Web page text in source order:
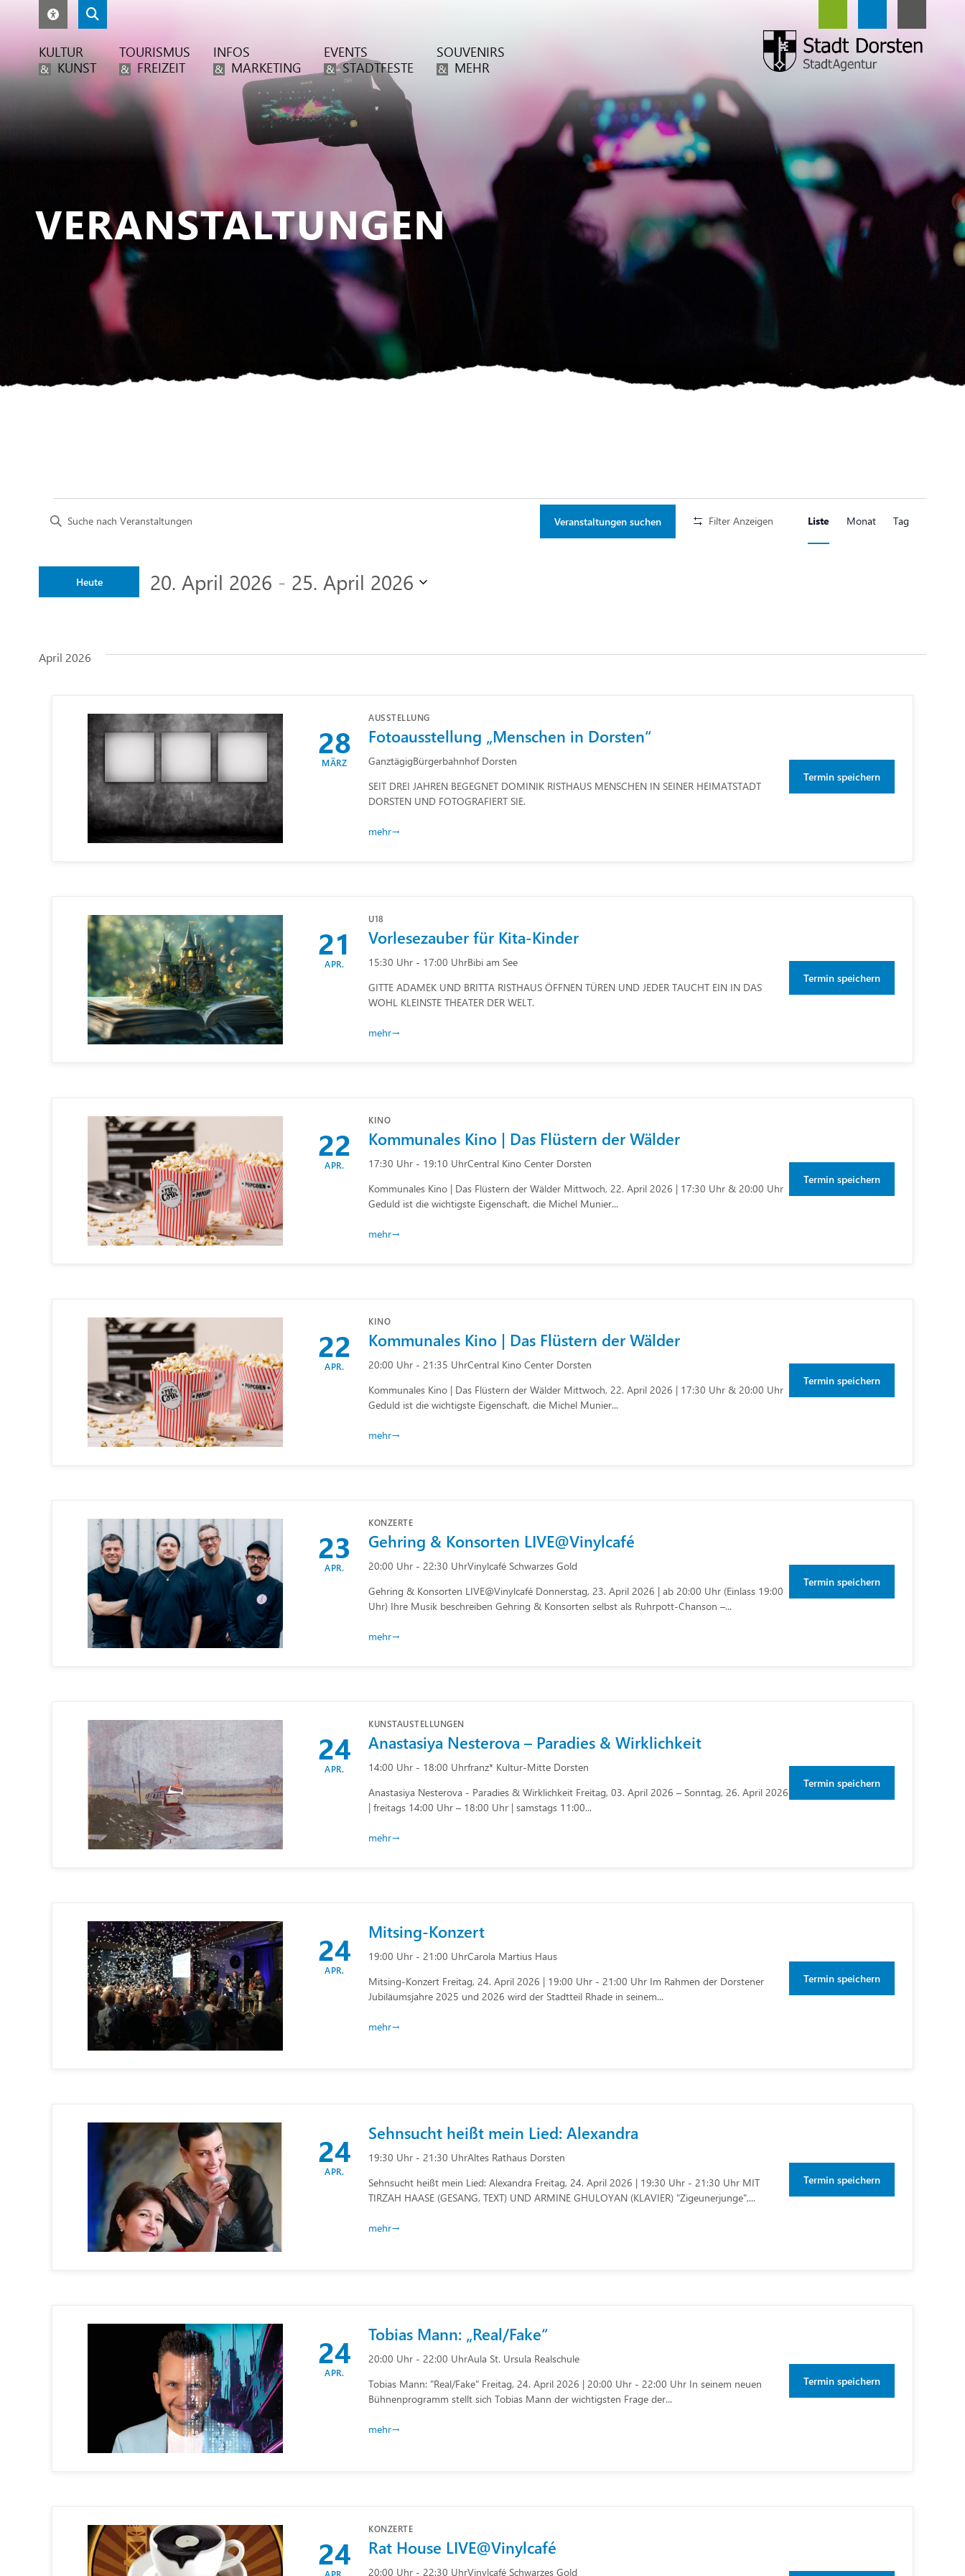
KULTUR
& KUNST
TOURISMUS
& FREIZEIT
INFOS
& MARKETING
EVENTS
& STADTFESTE
SOUVENIRS
& MEHR
VERANSTALTUNGEN
Veranstaltungen
und
Ansichten,
Bitte
Suche
Veranstaltungen
Veranstaltungen suchen Filter Anzeigen
Ansichten-
Liste Monat Tag
Heute 20. April 2026 - 25. April 2026
April 2026
28
MÄRZ
AUSSTELLUNG
Fotoausstellung „Menschen in Dorsten“
GanztägigBürgerbahnhof Dorsten
SEIT DREI JAHREN BEGEGNET DOMINIK RISTHAUS MENSCHEN IN SEINER HEIMATSTADT
DORSTEN UND FOTOGRAFIERT SIE.
mehr
Termin speichern
21
APR.
U18
Vorlesezauber für Kita-Kinder
15:30 Uhr - 17:00 UhrBibi am See
GITTE ADAMEK UND BRITTA RISTHAUS ÖFFNEN TÜREN UND JEDER TAUCHT EIN IN DAS
WOHL KLEINSTE THEATER DER WELT.
mehr
Termin speichern
22
APR.
KINO
Kommunales Kino | Das Flüstern der Wälder
17:30 Uhr - 19:10 UhrCentral Kino Center Dorsten
Kommunales Kino | Das Flüstern der Wälder Mittwoch, 22. April 2026 | 17:30 Uhr & 20:00 Uhr
Geduld ist die wichtigste Eigenschaft, die Michel Munier...
mehr
Termin speichern
22
APR.
KINO
Kommunales Kino | Das Flüstern der Wälder
20:00 Uhr - 21:35 UhrCentral Kino Center Dorsten
Kommunales Kino | Das Flüstern der Wälder Mittwoch, 22. April 2026 | 17:30 Uhr & 20:00 Uhr
Geduld ist die wichtigste Eigenschaft, die Michel Munier...
mehr
Termin speichern
23
APR.
KONZERTE
Gehring & Konsorten LIVE@Vinylcafé
20:00 Uhr - 22:30 UhrVinylcafé Schwarzes Gold
Gehring & Konsorten LIVE@Vinylcafé Donnerstag, 23. April 2026 | ab 20:00 Uhr (Einlass 19:00
Uhr) Ihre Musik beschreiben Gehring & Konsorten selbst als Ruhrpott-Chanson –...
mehr
Termin speichern
24
APR.
KUNSTAUSTELLUNGEN
Anastasiya Nesterova – Paradies & Wirklichkeit
14:00 Uhr - 18:00 Uhrfranz* Kultur-Mitte Dorsten
Anastasiya Nesterova - Paradies & Wirklichkeit Freitag, 03. April 2026 – Sonntag, 26. April 2026
| freitags 14:00 Uhr – 18:00 Uhr | samstags 11:00...
mehr
Termin speichern
24
APR.
Mitsing-Konzert
19:00 Uhr - 21:00 UhrCarola Martius Haus
Mitsing-Konzert Freitag, 24. April 2026 | 19:00 Uhr - 21:00 Uhr Im Rahmen der Dorstener
Jubiläumsjahre 2025 und 2026 wird der Stadtteil Rhade in seinem...
mehr
Termin speichern
24
APR.
Sehnsucht heißt mein Lied: Alexandra
19:30 Uhr - 21:30 UhrAltes Rathaus Dorsten
Sehnsucht heißt mein Lied: Alexandra Freitag, 24. April 2026 | 19:30 Uhr - 21:30 Uhr MIT
TIRZAH HAASE (GESANG, TEXT) UND ARMINE GHULOYAN (KLAVIER) "Zigeunerjunge",...
mehr
Termin speichern
24
APR.
Tobias Mann: „Real/Fake“
20:00 Uhr - 22:00 UhrAula St. Ursula Realschule
Tobias Mann: "Real/Fake" Freitag, 24. April 2026 | 20:00 Uhr - 22:00 Uhr In seinem neuen
Bühnenprogramm stellt sich Tobias Mann der wichtigsten Frage der...
mehr
Termin speichern
24
KONZERTE
Rat House LIVE@Vinylcafé
20:00 Uhr - 22:30 UhrVinylcafé Schwarzes Gold